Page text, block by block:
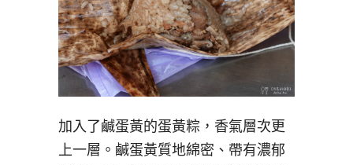
加入了鹹蛋黃的蛋黃粽，香氣層次更
上一層。鹹蛋黃質地綿密、帶有濃郁